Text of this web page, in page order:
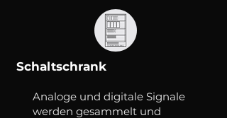
Schaltschrank
Analoge und digitale Signale
werden gesammelt und